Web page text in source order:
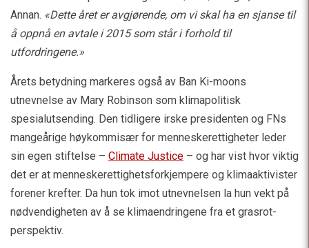
Annan. «Dette året er avgjørende, om vi skal ha en sjanse til
å oppnå en avtale i 2015 som står i forhold til
utfordringene.»
Årets betydning markeres også av Ban Ki-moons
utnevnelse av Mary Robinson som klimapolitisk
spesialutsending. Den tidligere irske presidenten og FNs
mangeårige høykommisær for menneskerettigheter leder
sin egen stiftelse – Climate Justice – og har vist hvor viktig
det er at menneskerettighetsforkjempere og klimaaktivister
forener krefter. Da hun tok imot utnevnelsen la hun vekt på
nødvendigheten av å se klimaendringene fra et grasrot-
perspektiv.